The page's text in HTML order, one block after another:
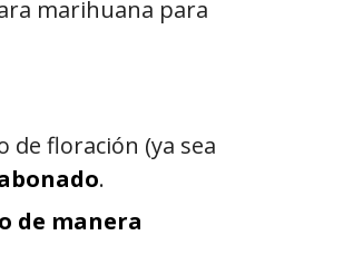
marihuana para
floración (ya sea
.
de manera